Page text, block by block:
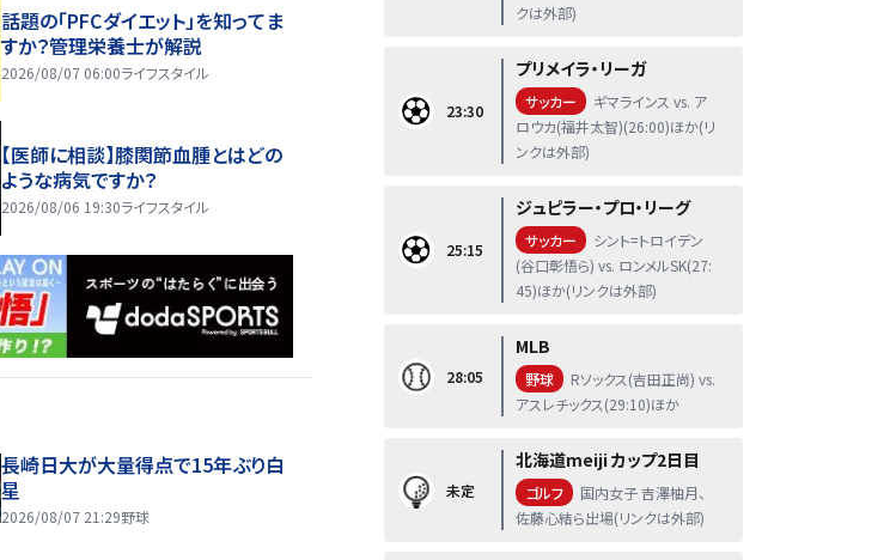
話題の「PFCダイエット」を知ってま
すか？管理栄養士が解説
2026/08/07 06:00ライフスタイル
【医師に相談】膝関節血腫とはどの
ような病気ですか？
2026/08/06 19:30ライフスタイル
長崎日大が大量得点で15年ぶり白
星
2026/08/07 21:29野球
クは外部)
23:30
プリメイラ・リーガ
サッカー
ギマラインス vs. ア
ロウカ(福井太智)(26:00)ほか(リ
ンクは外部)
25:15
ジュピラー・プロ・リーグ
サッカー
シント=トロイデン
(谷口彰悟ら) vs. ロンメルSK(27:
45)ほか(リンクは外部)
28:05
MLB
野球
Rソックス(吉田正尚) vs.
アスレチックス(29:10)ほか
未定
北海道meiji カップ2日目
ゴルフ
国内女子 吉澤柚月、
佐藤心結ら出場(リンクは外部)